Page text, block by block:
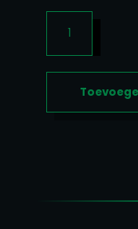
SHAKER
750ML
AANTAL